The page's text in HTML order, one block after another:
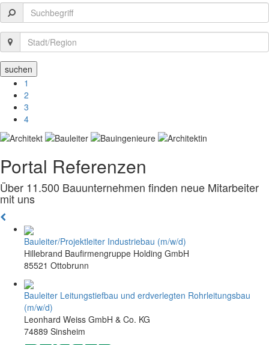
1
2
3
4
Portal Referenzen
Über 11.500 Bauunternehmen finden neue Mitarbeiter
mit uns
Bauleiter/Projektleiter Industriebau (m/w/d)
Hillebrand Baufirmengruppe Holding GmbH
85521 Ottobrunn
Bauleiter Leitungstiefbau und erdverlegten Rohrleitungsbau
(m/w/d)
Leonhard Weiss GmbH & Co. KG
74889 Sinsheim